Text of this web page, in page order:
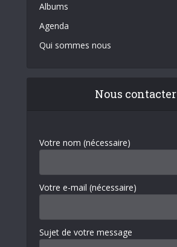
Albums
Agenda
Qui sommes nous
Nous contacter
Votre nom (nécessaire)
Votre e-mail (nécessaire)
Sujet de votre message